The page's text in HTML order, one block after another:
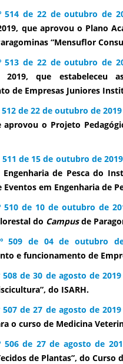
514 de 22 de outubro de
que aprovou o Plano
“Mensuflor
513 de 22 de outubro de
que estabeleceu
de Empresas Juniores
512 de 22 de outubro de 2019
aprovou o Projeto
511 de 15 de outubro de 2019
de Pesca do
em Engenharia de
510 de 10 de outubro de
do Campusde
509 de 04 de outubro
e funcionamento de
508 de 30 de agosto de 2019
do ISARH.
507 de 27 de agosto de 2019
o curso de Medicina
506 de 27 de agosto de
de Plantas”, do